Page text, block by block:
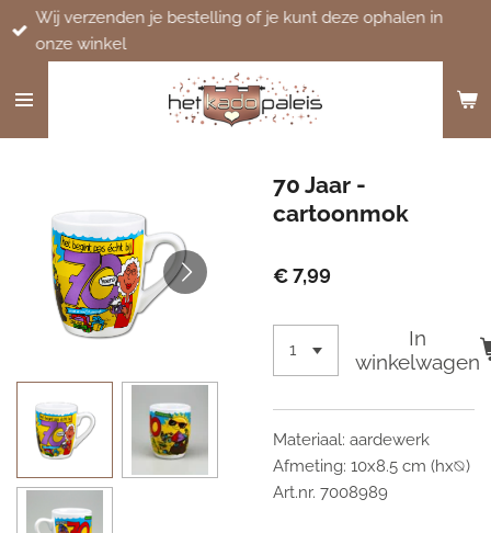
Ga
direct
de
Wij verzenden je bestelling of je kunt deze ophalen in
onze winkel
70 Jaar -
cartoonmok
€ 7,99
In
winkelwagen
Materiaal: aardewerk
Afmeting: 10x8.5 cm (hx⦰)
Art.nr. 7008989